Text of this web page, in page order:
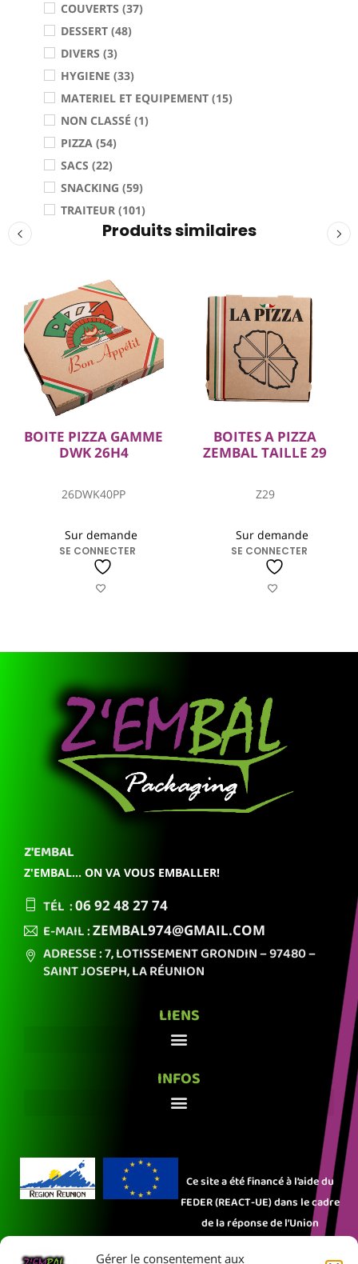
Gérer le consentement aux
COUVERTS (37)
DESSERT (48)
DIVERS (3)
HYGIENE (33)
MATERIEL ET EQUIPEMENT (15)
NON CLASSÉ (1)
PIZZA (54)
SACS (22)
SNACKING (59)
TRAITEUR (101)
Produits similaires
BOITE PIZZA GAMME
DWK 26H4
26DWK40PP
Sur demande
SE CONNECTER
BOITES A PIZZA
ZEMBAL TAILLE 29
Z29
Sur demande
SE CONNECTER
Z'EMBAL
Z'EMBAL... ON VA VOUS EMBALLER!
TÉL :06 9248 27 74
E-MAIL :ZEMBAL974@GMAIL.COM
ADRESSE : 7, LOTISSEMENT GRONDIN– 97480 –
SAINT JOSEPH,LA RÉUNION
LIENS
INFOS
Ce site a été financé à l’aide du
FEDER (REACT-UE) dans le cadre
de la réponse de l’Union